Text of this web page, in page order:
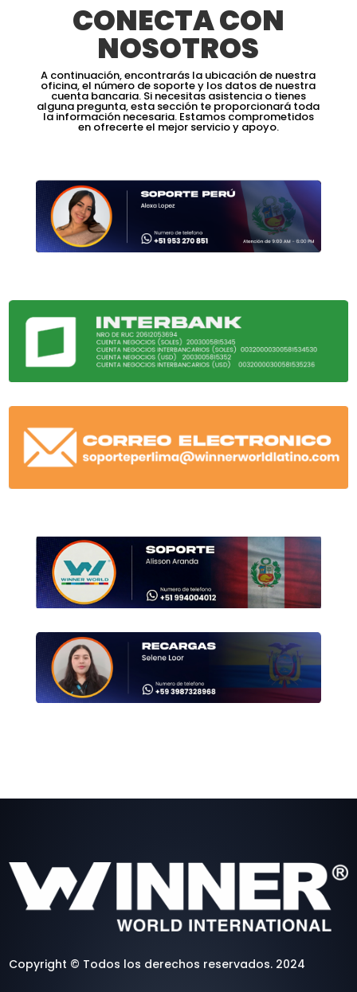
CONECTA CON
NOSOTROS
A continuación, encontrarás la ubicación de nuestra
oficina, el número de soporte y los datos de nuestra
cuenta bancaria. Si necesitas asistencia o tienes
alguna pregunta, esta sección te proporcionará toda
la información necesaria. Estamos comprometidos
en ofrecerte el mejor servicio y apoyo.
Copyright © Todos los derechos reservados. 2024